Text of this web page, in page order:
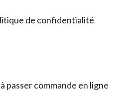
de confidentialité
passer commande en ligne